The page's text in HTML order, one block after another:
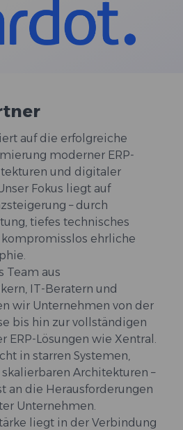
auf die erfolgreiche
moderner ERP-
und digitaler
Fokus liegt auf
– durch
tiefes technisches
ehrliche
Team aus
IT-Beratern und
wir Unternehmen von der
bis hin zur vollständigen
Lösungen wie Xentral.
in starren Systemen,
Architekturen –
an die Herausforderungen
Unternehmen.
liegt in der Verbindung